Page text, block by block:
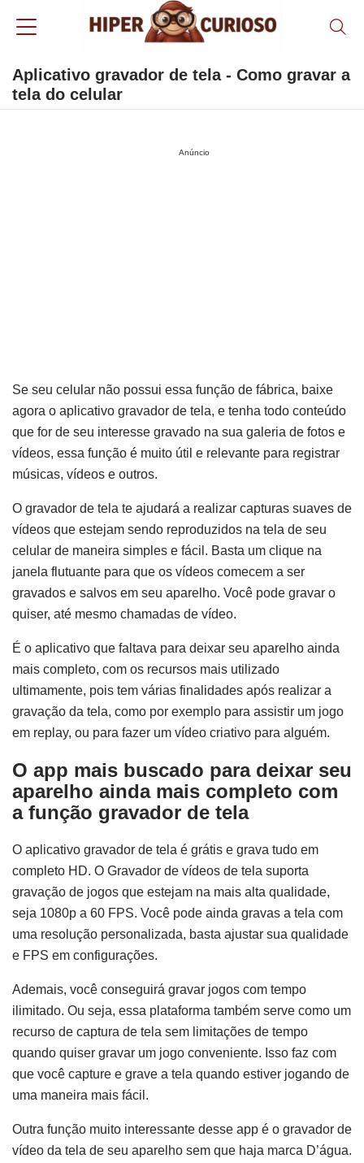
Aplicativo gravador de tela - Como gravar a
tela do celular
Anúncio
Se seu celular não possui essa função de fábrica, baixe
agora o aplicativo gravador de tela, e tenha todo conteúdo
que for de seu interesse gravado na sua galeria de fotos e
vídeos, essa função é muito útil e relevante para registrar
músicas, vídeos e outros.
O gravador de tela te ajudará a realizar capturas suaves de
vídeos que estejam sendo reproduzidos na tela de seu
celular de maneira simples e fácil. Basta um clique na
janela flutuante para que os vídeos comecem a ser
gravados e salvos em seu aparelho. Você pode gravar o
quiser, até mesmo chamadas de vídeo.
É o aplicativo que faltava para deixar seu aparelho ainda
mais completo, com os recursos mais utilizado
ultimamente, pois tem várias finalidades após realizar a
gravação da tela, como por exemplo para assistir um jogo
em replay, ou para fazer um vídeo criativo para alguém.
O app mais buscado para deixar seu
aparelho ainda mais completo com
a função gravador de tela
O aplicativo gravador de tela é grátis e grava tudo em
completo HD. O Gravador de vídeos de tela suporta
gravação de jogos que estejam na mais alta qualidade,
seja 1080p a 60 FPS. Você pode ainda gravas a tela com
uma resolução personalizada, basta ajustar sua qualidade
e FPS em configurações.
Ademais, você conseguirá gravar jogos com tempo
ilimitado. Ou seja, essa plataforma também serve como um
recurso de captura de tela sem limitações de tempo
quando quiser gravar um jogo conveniente. Isso faz com
que você capture e grave a tela quando estiver jogando de
uma maneira mais fácil.
Outra função muito interessante desse app é o gravador de
vídeo da tela de seu aparelho sem que haja marca D’água.